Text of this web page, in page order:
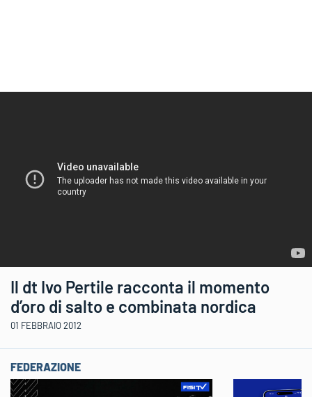
Il dt Ivo Pertile racconta il momento
d’oro di salto e combinata nordica
01 FEBBRAIO 2012
FEDERAZIONE